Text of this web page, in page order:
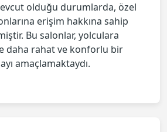
olduğu durumlarda, özel
erişim hakkına sahip
Bu salonlar, yolculara
daha rahat ve konforlu bir
amaçlamaktaydı.